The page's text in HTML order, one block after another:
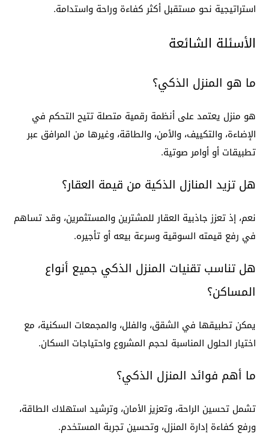
استراتيجية نحو مستقبل أكثر كفاءة وراحة واستدامة.
الأسئلة الشائعة
ما هو المنزل الذكي؟
هو منزل يعتمد على أنظمة رقمية متصلة تتيح التحكم في
الإضاءة، والتكييف، والأمن، والطاقة، وغيرها من المرافق عبر
تطبيقات أو أوامر صوتية.
هل تزيد المنازل الذكية من قيمة العقار؟
نعم، إذ تعزز جاذبية العقار للمشترين والمستثمرين، وقد تساهم
في رفع قيمته السوقية وسرعة بيعه أو تأجيره.
هل تناسب تقنيات المنزل الذكي جميع أنواع
المساكن؟
يمكن تطبيقها في الشقق، والفلل، والمجمعات السكنية، مع
اختيار الحلول المناسبة لحجم المشروع واحتياجات السكان.
ما أهم فوائد المنزل الذكي؟
تشمل تحسين الراحة، وتعزيز الأمان، وترشيد استهلاك الطاقة،
ورفع كفاءة إدارة المنزل، وتحسين تجربة المستخدم.